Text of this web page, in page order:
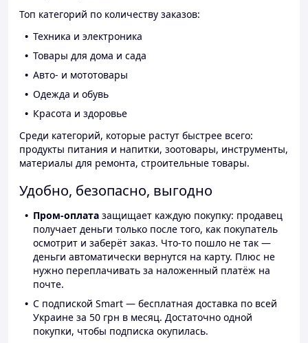
Топ категорий по количеству заказов:
Техника и электроника
Товары для дома и сада
Авто- и мототовары
Одежда и обувь
Красота и здоровье
Среди категорий, которые растут быстрее всего:
продукты питания и напитки, зоотовары, инструменты,
материалы для ремонта, строительные товары.
Удобно, безопасно, выгодно
Пром-оплата защищает каждую покупку: продавец
получает деньги только после того, как покупатель
осмотрит и заберёт заказ. Что-то пошло не так —
деньги автоматически вернутся на карту. Плюс не
нужно переплачивать за наложенный платёж на
почте.
С подпиской Smart — бесплатная доставка по всей
Украине за 50 грн в месяц. Достаточно одной
покупки, чтобы подписка окупилась.